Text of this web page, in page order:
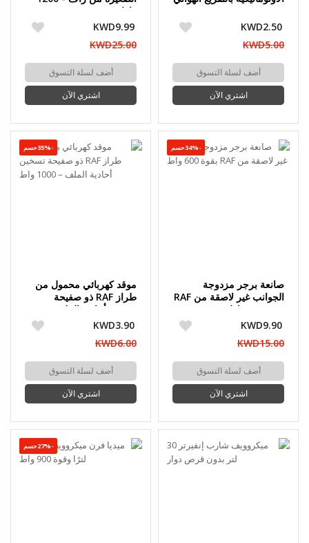
KWD2.50
KWD5.00
أضف لسلة التسوق
اشتري الآن
واط
KWD9.99
KWD25.00
أضف لسلة التسوق
اشتري الآن
-34%حسم
صانعة برجر مزدوجة
الجوانب غير لاصقة من RAF
KWD9.90
KWD15.00
أضف لسلة التسوق
اشتري الآن
-35%حسم
موقد كهربائي محمول من
طراز RAF ذو صفيحة
تسخين أحادية الملف –
1000 واط
KWD3.90
KWD6.00
أضف لسلة التسوق
اشتري الآن
-27%حسم